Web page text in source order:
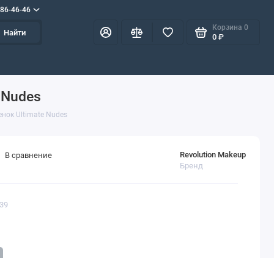
46-46
Найти
Корзина 0
0 ₽
Ultimate Nudes
Revolution Makeup
Бренд
В сравнение